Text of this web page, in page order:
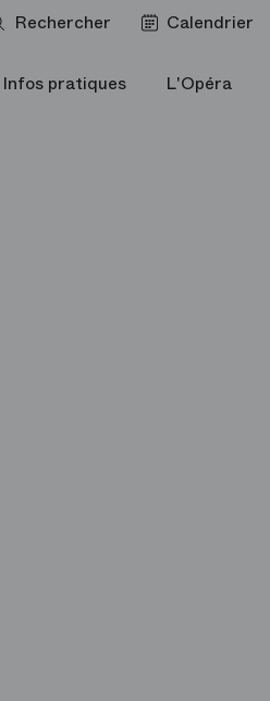
Rechercher Calendrier
Infos pratiques L'Opéra